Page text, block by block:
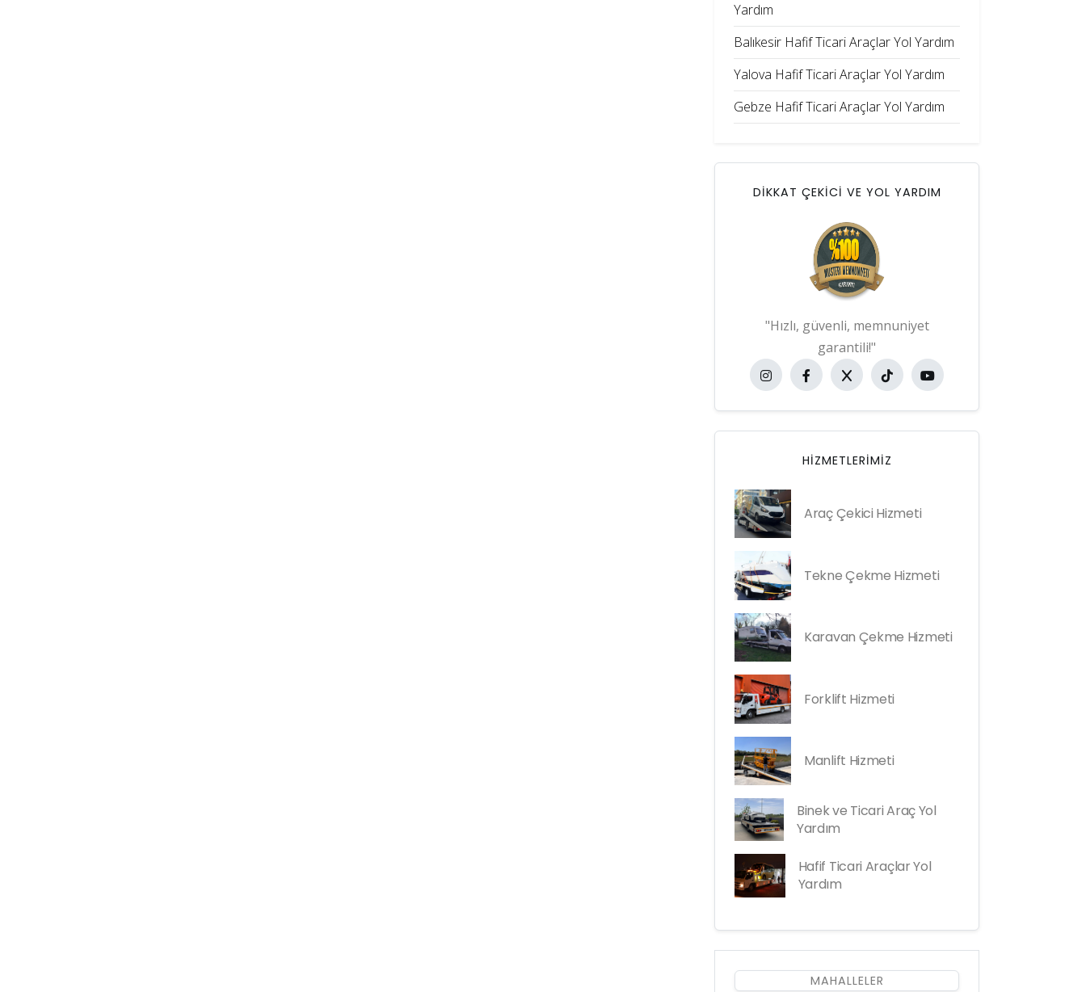
Yardım
Balıkesir Hafif Ticari Araçlar Yol Yardım
Yalova Hafif Ticari Araçlar Yol Yardım
Gebze Hafif Ticari Araçlar Yol Yardım
DİKKAT ÇEKİCİ VE YOL YARDIM
"Hızlı, güvenli, memnuniyet
garantili!"
HIZMETLERIMIZ
Araç Çekici Hizmeti
Tekne Çekme Hizmeti
Karavan Çekme Hizmeti
Forklift Hizmeti
Manlift Hizmeti
Binek ve Ticari Araç Yol
Yardım
Hafif Ticari Araçlar Yol
Yardım
MAHALLELER